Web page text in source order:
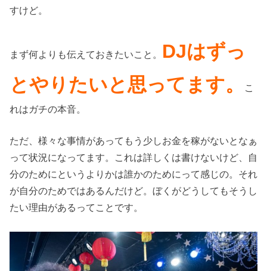
すけど。
まず何よりも伝えておきたいこと。
DJはずっ
とやりたいと思ってます。
こ
れはガチの本音。
ただ、様々な事情があってもう少しお金を稼がないとなぁ
って状況になってます。これは詳しくは書けないけど、自
分のためにというよりかは誰かのためにって感じの。それ
が自分のためではあるんだけど。ぼくがどうしてもそうし
たい理由があるってことです。